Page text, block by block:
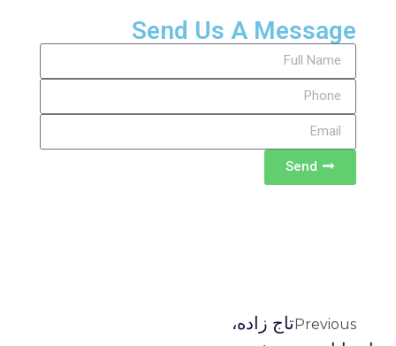
Send Us A Message
Send
Previousتاج زاده،